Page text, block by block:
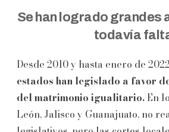
Se han logrado grandes
todavía
Desde 2010 y hasta enero de
estados han legislado a favor
del matrimonio igualitario. En
León, Jalisco y Guanajuato, no